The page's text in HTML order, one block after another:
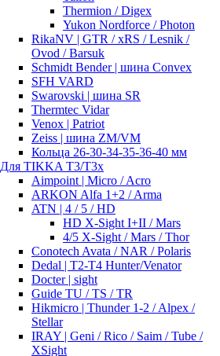
Thermion / Digex
Yukon Nordforce / Photon
RikaNV | GTR / xRS / Lesnik /
Ovod / Barsuk
Schmidt Bender | шина Convex
SFH VARD
Swarovski | шина SR
Thermtec Vidar
Venox | Patriot
Zeiss | шина ZM/VM
Кольца 26-30-34-35-36-40 мм
Для TIKKA T3/T3x
Aimpoint | Micro / Acro
ARKON Alfa 1+2 / Arma
ATN | 4 / 5 / HD
HD X-Sight I+II / Mars
4/5 X-Sight / Mars / Thor
Conotech Avata / NAR / Polaris
Dedal | T2-T4 Hunter/Venator
Docter | sight
Guide TU / TS / TR
Hikmicro | Thunder 1-2 / Alpex /
Stellar
IRAY | Geni / Rico / Saim / Tube /
XSight